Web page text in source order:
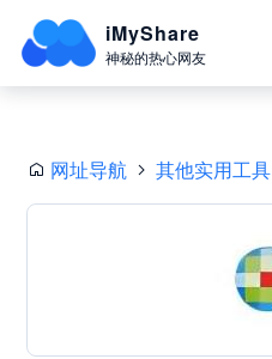
iMyShare
神秘的热心网友
网址导航 其他实用工具